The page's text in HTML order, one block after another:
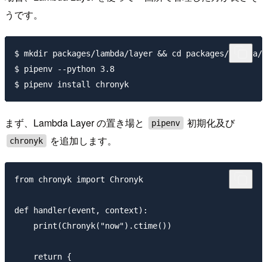
うです。
$ mkdir packages/lambda/layer && cd packages/lambda/
$ pipenv --python 3.8
まず、Lambda Layer の置き場と pipenv 初期化及び
chronyk を追加します。
from chronyk import Chronyk
def handler(event, context):
    print(Chronyk("now").ctime())
    return {